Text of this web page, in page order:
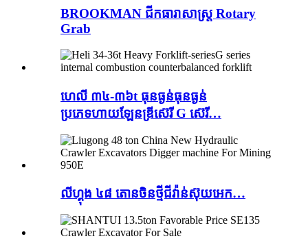
BROOKMAN ជីកធារាសាស្ត្រ Rotary
Grab
ហេលី ៣៤-៣៦t ធុនធ្ងន់ធុនធ្ងន់
ប្រភេទហាយឡែនឌ្រីស៊េរី G ស៊េរី…
លីហ្គុង ៤៨ តោនចិនថ្មីជីវ៉ាន់ស៊ុយអេក…